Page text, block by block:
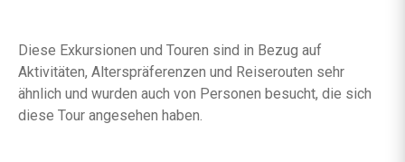
Diese Exkursionen und Touren sind in Bezug auf
Aktivitäten, Alterspräferenzen und Reiserouten sehr
ähnlich und wurden auch von Personen besucht, die sich
diese Tour angesehen haben.